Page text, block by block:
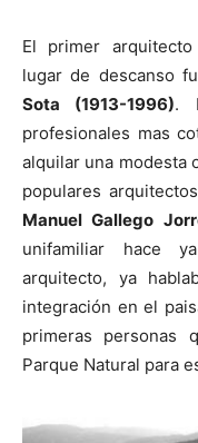
El primer
lugar de descanso
Sota (1913-1996).
profesionales mas
alquilar una modesta
populares
Manuel Gallego
unifamiliar hace
arquitecto, ya
integración en el
primeras personas
Parque Natural para